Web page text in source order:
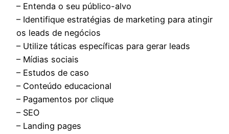
– Entenda o seu público-alvo
– Identifique estratégias de marketing para atingir
os leads de negócios
– Utilize táticas específicas para gerar leads
– Mídias sociais
– Estudos de caso
– Conteúdo educacional
– Pagamentos por clique
– SEO
– Landing pages